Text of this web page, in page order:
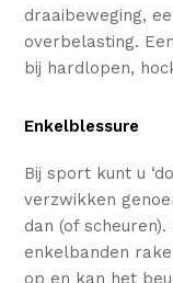
draaibeweging,
overbelasting.
bij hardlopen,
Enkelblessure
Bij sport kunt u
verzwikken
dan (of
enkelbanden
op en kan het